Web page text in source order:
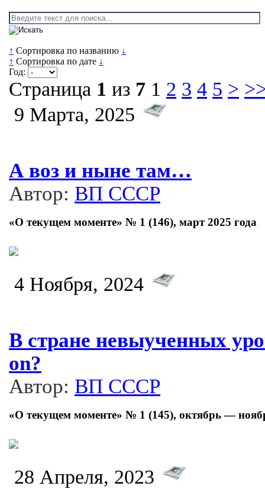
↑ Сортировка по названию ↓
↑ Сортировка по дате ↓
Год:
Страница 1 из 7 1 2 3 4 5 >
9 Марта, 2025
А воз и ныне там…
Автор: ВП СССР
«О текущем моменте» № 1 (146), март 2025 года
4 Ноября, 2024
В стране невыученных
on?
Автор: ВП СССР
«О текущем моменте» № 1 (145), октябрь —
28 Апреля, 2023